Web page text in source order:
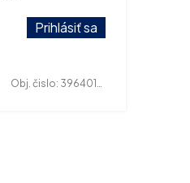
Prihlásiť sa
Obj. čislo: 396401989